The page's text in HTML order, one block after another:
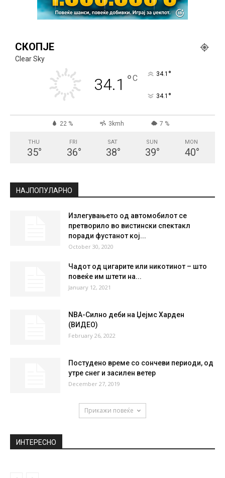
СКОПЈЕ
Clear Sky
34.1 °C 34.1 °
34.1 °
22 % 3kmh 7 %
THU
35°
FRI
36°
SAT
38°
SUN
39°
MON
40°
НАЈПОПУЛАРНО
Излегувањето од автомобилот се
претворило во вистински спектакл
поради фустанот кој...
October 30, 2020
Чадот од цигaрите или никотинот – што
повеќе им штети на...
January 12, 2021
NBA-Силно деби на Џејмс Харден
(ВИДЕО)
February 26, 2022
Постудено време со сончеви периоди, од
утре снег и засилен ветер
December 27, 2019
Прикажи повеќе
ИНТЕРЕСНО